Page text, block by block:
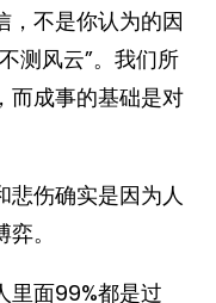
，不是你认为的因
测风云”。我们所
而成事的基础是对
悲伤确实是因为人
。
里面99%都是过